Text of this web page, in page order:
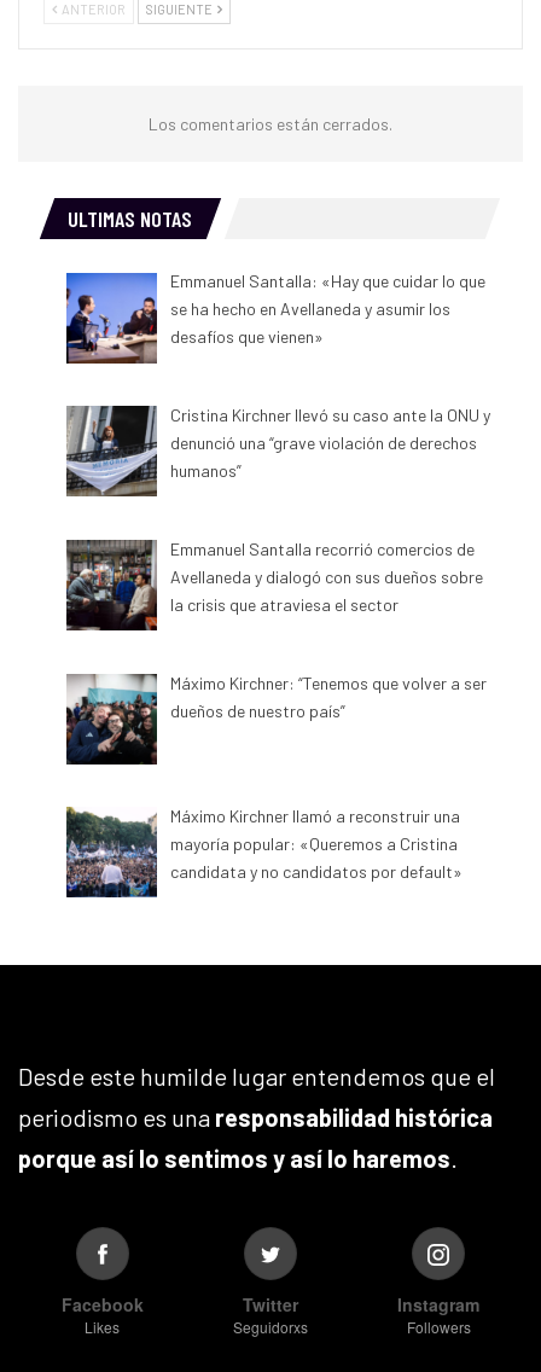
ANTERIOR SIGUIENTE
Los comentarios están cerrados.
ULTIMAS NOTAS
Emmanuel Santalla: «Hay que cuidar lo que
se ha hecho en Avellaneda y asumir los
desafíos que vienen»
Cristina Kirchner llevó su caso ante la ONU y
denunció una “grave violación de derechos
humanos”
Emmanuel Santalla recorrió comercios de
Avellaneda y dialogó con sus dueños sobre
la crisis que atraviesa el sector
Máximo Kirchner: “Tenemos que volver a ser
dueños de nuestro país”
Máximo Kirchner llamó a reconstruir una
mayoría popular: «Queremos a Cristina
candidata y no candidatos por default»
Desde este humilde lugar entendemos que el
periodismo es una responsabilidad histórica
porque así lo sentimos y así lo haremos.
Facebook
Likes
Twitter
Seguidorxs
Instagram
Followers